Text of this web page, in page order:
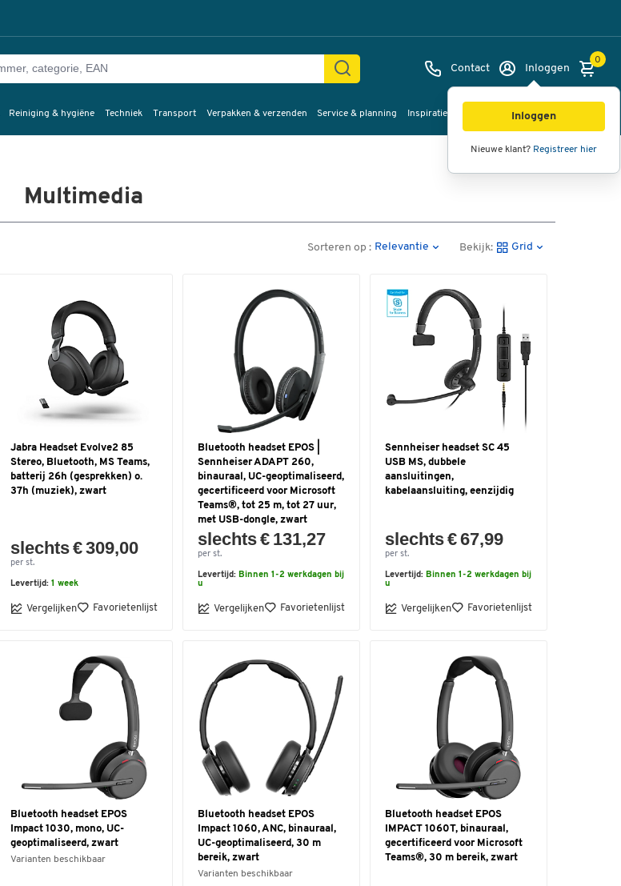
Contact Inloggen
Inloggen
Nieuwe klant? Registreer hier
0
Reiniging & hygiëne Techniek Transport Verpakken & verzenden Service & planning Inspiratie
Multimedia
Sorteren op : Relevantie Bekijk: Grid
Jabra Headset Evolve2 85
Stereo, Bluetooth, MS Teams,
batterij 26h (gesprekken) o.
37h (muziek), zwart
slechts € 309,00
per st.
Levertijd: 1 week
Vergelijken Favorietenlijst
Bluetooth headset EPOS |
Sennheiser ADAPT 260,
binauraal, UC-geoptimaliseerd,
gecertificeerd voor Microsoft
Teams®, tot 25 m, tot 27 uur,
met USB-dongle, zwart
slechts € 131,27
per st.
Levertijd: Binnen 1-2 werkdagen bij
u
Vergelijken Favorietenlijst
Sennheiser headset SC 45
USB MS, dubbele
aansluitingen,
kabelaansluiting, eenzijdig
slechts € 67,99
per st.
Levertijd: Binnen 1-2 werkdagen bij
u
Vergelijken Favorietenlijst
Bluetooth headset EPOS
Impact 1030, mono, UC-
geoptimaliseerd, zwart
Varianten beschikbaar
Bluetooth headset EPOS
Impact 1060, ANC, binauraal,
UC-geoptimaliseerd, 30 m
bereik, zwart
Varianten beschikbaar
Bluetooth headset EPOS
IMPACT 1060T, binauraal,
gecertificeerd voor Microsoft
Teams®, 30 m bereik, zwart